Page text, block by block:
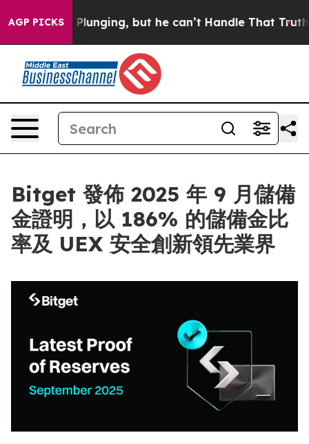
AGP PICKSis Plunging, but he can’t Handle That Truth
Bitget 發佈 2025 年 9 月儲備
金證明，以 186% 的儲備金比
率及 UEX 安全創新領先業界